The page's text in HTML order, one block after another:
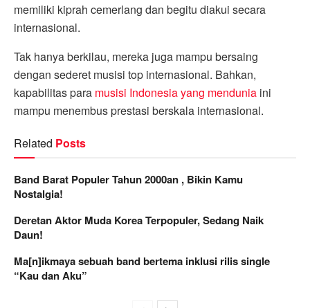
memiliki kiprah cemerlang dan begitu diakui secara
internasional.
Tak hanya berkilau, mereka juga mampu bersaing
dengan sederet musisi top internasional. Bahkan,
kapabilitas para musisi Indonesia yang mendunia ini
mampu menembus prestasi berskala internasional.
Related Posts
Band Barat Populer Tahun 2000an , Bikin Kamu
Nostalgia!
Deretan Aktor Muda Korea Terpopuler, Sedang Naik
Daun!
Ma[n]ikmaya sebuah band bertema inklusi rilis single
“Kau dan Aku”